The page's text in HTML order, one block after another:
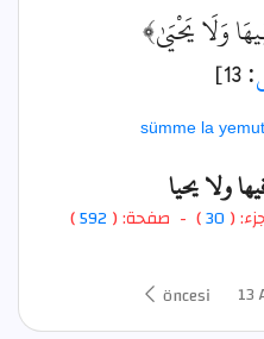
وَلَا يَحْيَىٰ﴾
: 13]
sümme la
ولا يحيا
(
30) - صفحة: ( 592
)
öncesi 13